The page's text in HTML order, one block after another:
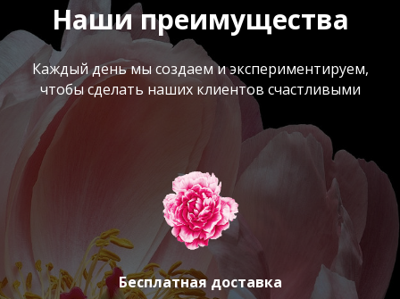
Наши преимущества
Каждый день мы создаем и экспериментируем,
чтобы сделать наших клиентов счастливыми
Бесплатная доставка